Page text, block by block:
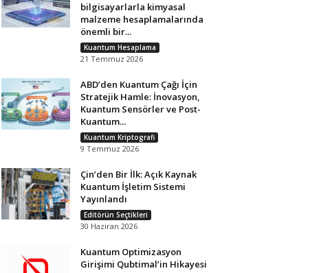
bilgisayarlarla kimyasal
malzeme hesaplamalarında
önemli bir...
Kuantum Hesaplama
21 Temmuz 2026
ABD’den Kuantum Çağı İçin
Stratejik Hamle: İnovasyon,
Kuantum Sensörler ve Post-
Kuantum...
Kuantum Kriptografi
9 Temmuz 2026
Çin’den Bir İlk: Açık Kaynak
Kuantum İşletim Sistemi
Yayınlandı
Editörün Seçtikleri
30 Haziran 2026
Kuantum Optimizasyon
Girişimi Qubtimal’in Hikayesi